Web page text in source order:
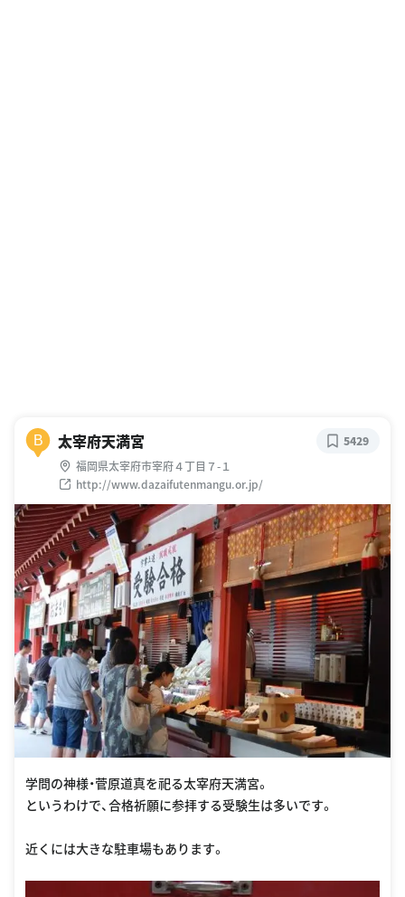
B 太宰府天満宮
福岡県太宰府市宰府４丁目７-１
http://www.dazaifutenmangu.or.jp/
5429
学問の神様・菅原道真を祀る太宰府天満宮。
というわけで、合格祈願に参拝する受験生は多いです。
近くには大きな駐車場もあります。